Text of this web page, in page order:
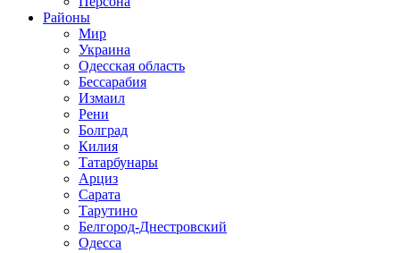
Районы
Мир
Украина
Одесская область
Бессарабия
Измаил
Рени
Болград
Килия
Татарбунары
Арциз
Сарата
Тарутино
Белгород-Днестровский
Одесса